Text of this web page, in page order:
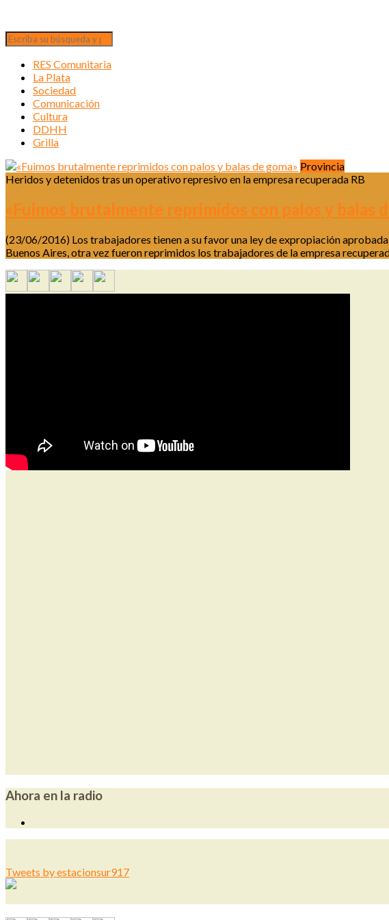
RES Comunitaria
La Plata
Sociedad
Comunicación
Cultura
DDHH
Grilla
Provincia
Heridos y detenidos tras un operativo represivo en la empresa recuperada RB
«Fuimos brutalmente reprimidos con palos y balas
(23/06/2016) Los trabajadores tienen a su favor una ley de expropiación
Buenos Aires, otra vez fueron reprimidos los trabajadores de la empresa
Ahora en la radio
Tweets by estacionsur917